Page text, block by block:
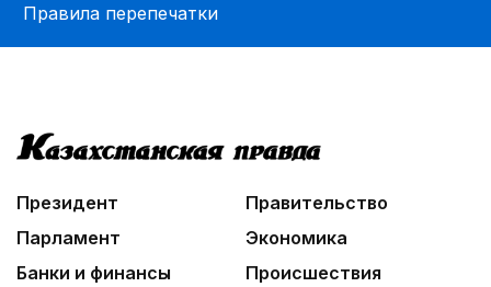
Правила перепечатки
Президент
Правительство
Парламент
Экономика
Банки и финансы
Происшествия